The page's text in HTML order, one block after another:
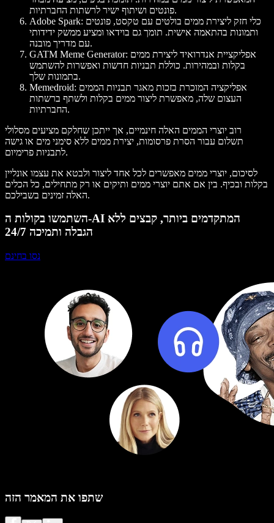
פונטים ושיתוף ישיר לרשתות החברתיות.
Adobe Spark: כלי חזק ליצירת ממים בולטים עם טקסט, פונטים
ותמונות בהתאמה אישית. תומך גם בוידאו ומציע ממשק ידידותי
עם מדריך מובנה.
GATM Meme Generator: אפליקציית אנדרואיד ליצירת ממים
בקלות ובמהירות. כוללת תבניות חדשות ואפשרות להשתמש
בתמונות שלך.
Memedroid: אפליקציה המוכרת בזכות מאגר תבניות הממים
העצום שלה, מאפשרת ליצור ממים בקלות ולשתף ברשתות
החברתיות.
רוב יוצרי הממים האלה חינמיים, אך ייתכן שחלקם מציעים מסלולי
תשלום עבור הסרת פרסומות, יצירת ממים ללא סימני מים או גישה
לתבניות פרימיום.
לסיכום, יוצרי ממים מאפשרים לכל אחד ליצור ולבטא את עצמו אונליין
בקלות ובכיף. בין אם אתם יוצרי ממים ותיקים או רק מתחילים, כל הכלים
האלה זמינים בשבילכם.
השתמשו בקולות ה-AI המתקדמים ביותר, קבצים ללא
הגבלה ותמיכה 24/7
נסו בחינם
שתפו את המאמר הזה